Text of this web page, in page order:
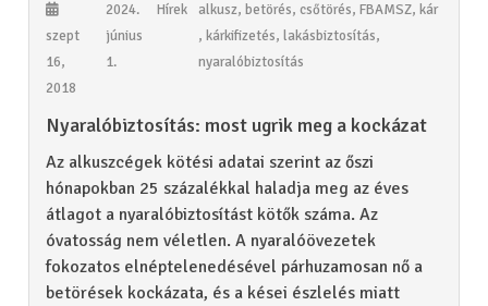
szept
16,
2018
2024.
június
1.
Hírek alkusz, betörés, csőtörés, FBAMSZ, kár
, kárkifizetés, lakásbiztosítás,
nyaralóbiztosítás
Nyaralóbiztosítás: most ugrik meg a kockázat
Az alkuszcégek kötési adatai szerint az őszi
hónapokban 25 százalékkal haladja meg az éves
átlagot a nyaralóbiztosítást kötők száma. Az
óvatosság nem véletlen. A nyaralóövezetek
fokozatos elnéptelenedésével párhuzamosan nő a
betörések kockázata, és a kései észlelés miatt